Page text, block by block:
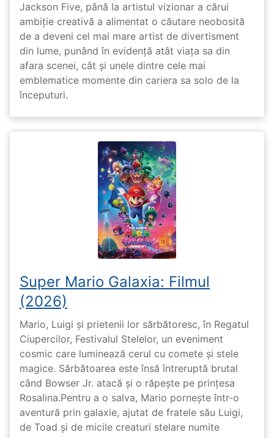
Jackson Five, până la artistul vizionar a cărui
ambiție creativă a alimentat o căutare neobosită
de a deveni cel mai mare artist de divertisment
din lume, punând în evidență atât viața sa din
afara scenei, cât și unele dintre cele mai
emblematice momente din cariera sa solo de la
începuturi.
Super Mario Galaxia: Filmul
(2026)
Mario, Luigi și prietenii lor sărbătoresc, în Regatul
Ciupercilor, Festivalul Stelelor, un eveniment
cosmic care luminează cerul cu comete și stele
magice. Sărbătoarea este însă întreruptă brutal
când Bowser Jr. atacă și o răpește pe prinţesa
Rosalina.Pentru a o salva, Mario pornește într-o
aventură prin galaxie, ajutat de fratele său Luigi,
de Toad și de micile creaturi stelare numite